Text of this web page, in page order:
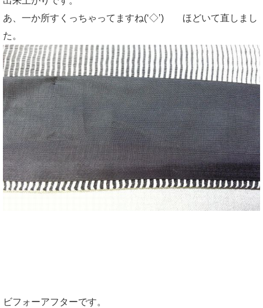
あ、一か所すくっちゃってますね(‘◇’)ゞ ほどいて直しまし
た。
ビフォーアフターです。